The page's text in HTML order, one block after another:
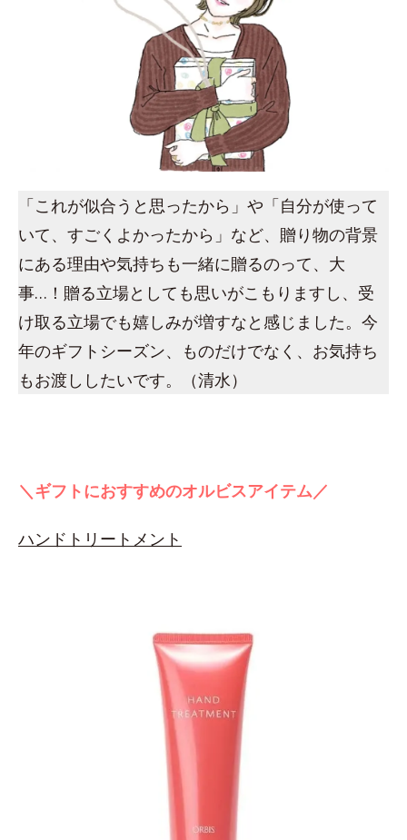
「これが似合うと思ったから」や「自分が使って
いて、すごくよかったから」など、贈り物の背景
にある理由や気持ちも一緒に贈るのって、大
事…！贈る立場としても思いがこもりますし、受
け取る立場でも嬉しみが増すなと感じました。今
年のギフトシーズン、ものだけでなく、お気持ち
もお渡ししたいです。（清水）
＼ギフトにおすすめのオルビスアイテム／
ハンドトリートメント